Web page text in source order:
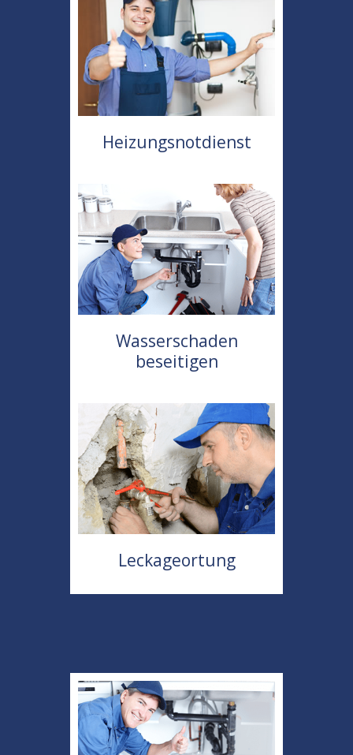
Heizungsnotdienst
Wasserschaden
beseitigen
Leckageortung